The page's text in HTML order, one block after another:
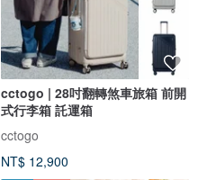
cctogo | 28吋翻轉煞車旅箱 前開
式行李箱 託運箱
cctogo
NT$ 12,900